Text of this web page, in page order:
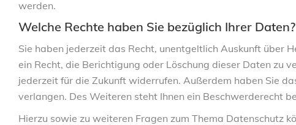
werden.
Welche Rechte haben Sie bezüglich Ihrer Daten?
Sie haben jederzeit das Recht, unentgeltlich Auskunft über
ein Recht, die Berichtigung oder Löschung dieser Daten zu
jederzeit für die Zukunft widerrufen. Außerdem haben Sie
verlangen. Des Weiteren steht Ihnen ein Beschwerderecht
Hierzu sowie zu weiteren Fragen zum Thema Datenschutz